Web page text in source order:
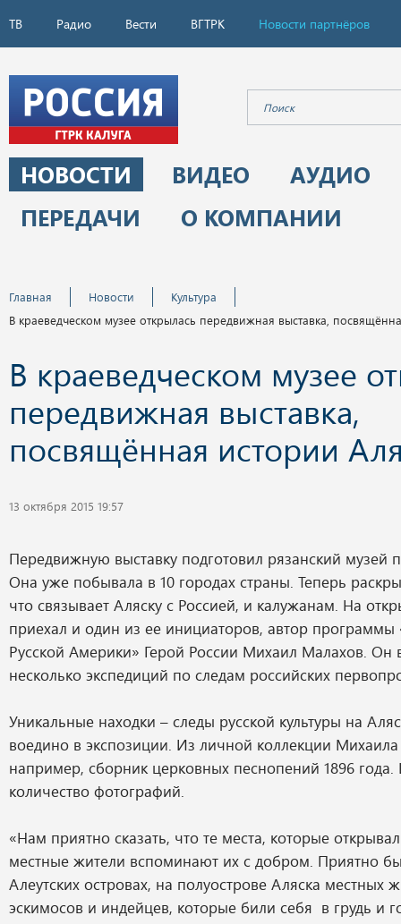
ТВ Радио Вести ВГТРК Новости партнёров
НОВОСТИ ВИДЕО
АУДИО
ПЕРЕДАЧИ
О КОМПАНИИ
Главная Новости
Культура
В краеведческом музее открылась передвижная выставка,
В краеведческом музее
передвижная выставка,
посвящённая истории
13 октября 2015 19:57
Передвижную выставку подготовил рязанский музей
Она уже побывала в 10 городах страны. Теперь
что связывает Аляску с Россией, и калужанам. На
приехал и один из ее инициаторов, автор программы
Русской Америки» Герой России Михаил Малахов. Он
несколько экспедиций по следам российских
Уникальные находки – следы русской культуры на
воедино в экспозиции. Из личной коллекции
например, сборник церковных песнопений 1896
количество фотографий.
«Нам приятно сказать, что те места, которые
местные жители вспоминают их с добром. Приятно
Алеутских островах, на полуострове Аляска местных
эскимосов и индейцев, которые били себя в грудь и